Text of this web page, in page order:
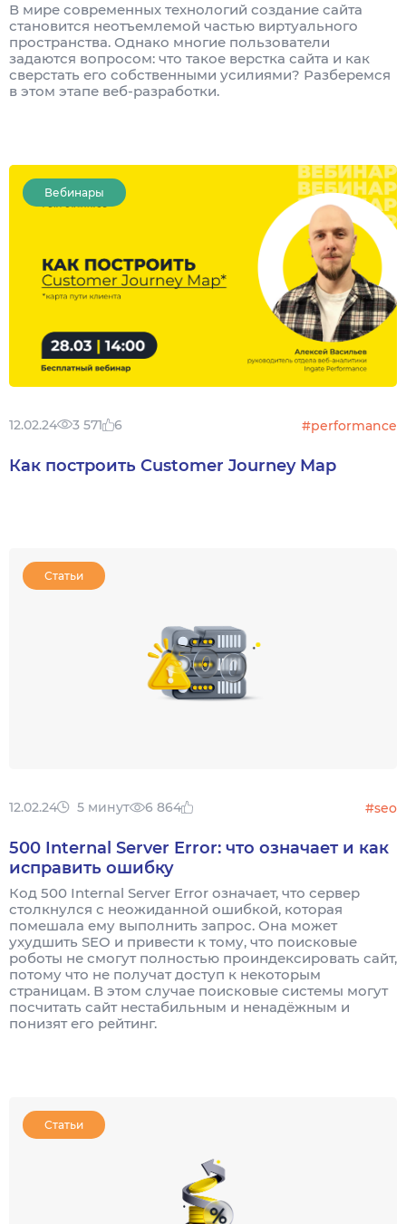
В мире современных технологий создание сайта
становится неотъемлемой частью виртуального
пространства. Однако многие пользователи
задаются вопросом: что такое верстка сайта и как
сверстать его собственными усилиями? Разберемся
в этом этапе веб-разработки.
Вебинары
12.02.24 3 571 6 #performance
Как построить Customer Journey Map
Статьи
12.02.24 5 минут 6 864 #seo
500 Internal Server Error: что означает и как
исправить ошибку
Код 500 Internal Server Error означает, что сервер
столкнулся с неожиданной ошибкой, которая
помешала ему выполнить запрос. Она может
ухудшить SEO и привести к тому, что поисковые
роботы не смогут полностью проиндексировать сайт,
потому что не получат доступ к некоторым
страницам. В этом случае поисковые системы могут
посчитать сайт нестабильным и ненадёжным и
понизят его рейтинг.
Статьи